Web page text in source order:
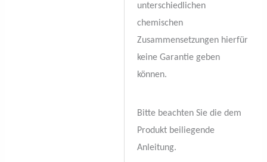
unterschiedlichen
chemischen
Zusammensetzungen hierfür
keine Garantie geben
können.
Bitte beachten Sie die dem
Produkt beiliegende
Anleitung.